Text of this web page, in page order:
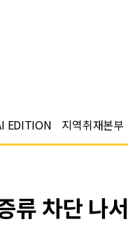
EDITION 지역취재본부
류 차단 나서